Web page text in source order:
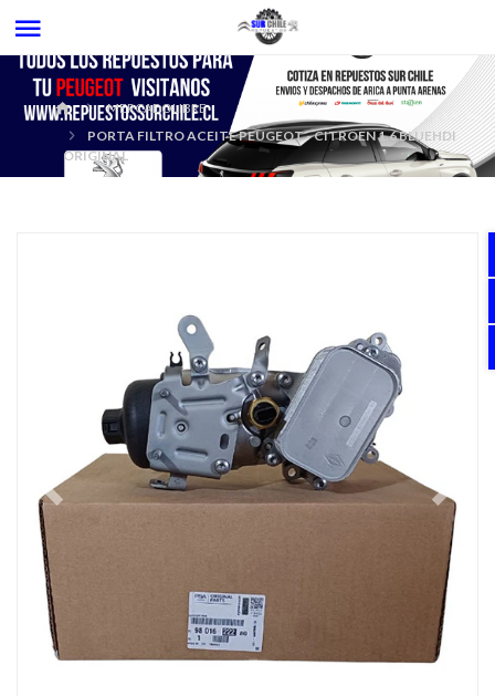
MERCADOLIBRE
PORTA FILTRO ACEITE PEUGEOT - CITROEN 1.6 BLUEHDI
ORIGINAL
Previous Next